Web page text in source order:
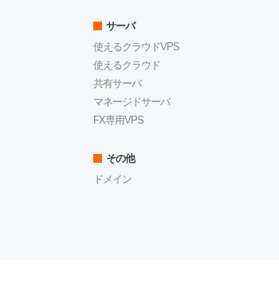
サーバ
使えるクラウドVPS
使えるクラウド
共有サーバ
マネージドサーバ
FX専用VPS
その他
ドメイン